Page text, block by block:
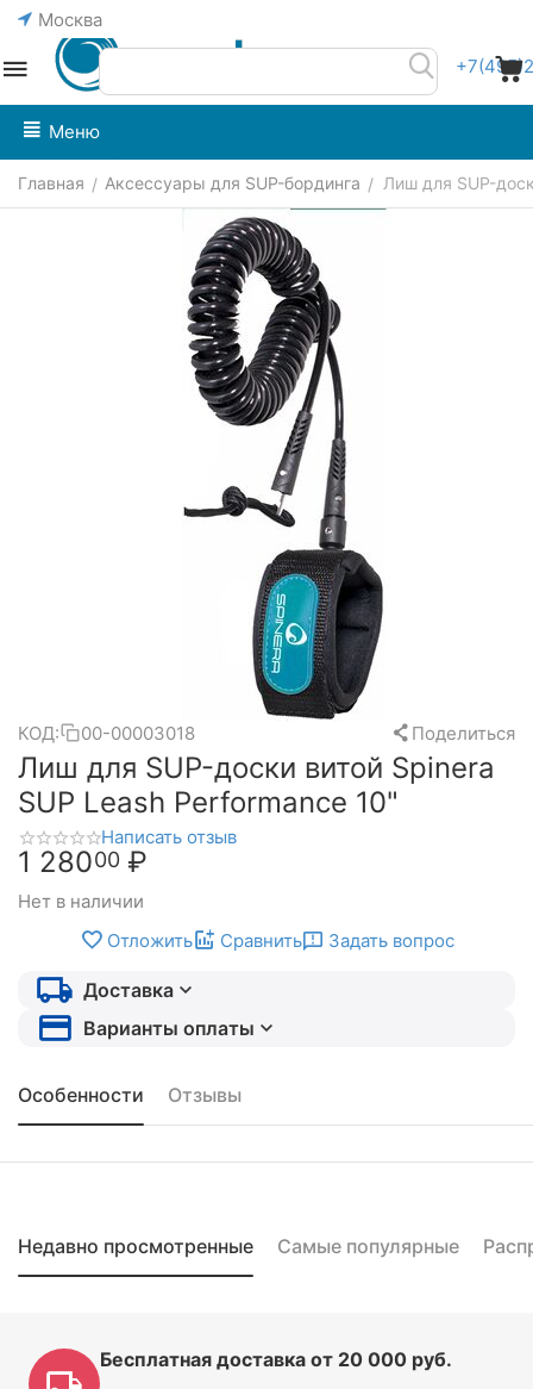
Москва
Меню
Главная / Аксессуары для SUP-бординга / Лиш для SUP-
КОД: 00-00003018 Поделиться
Лиш для SUP-доски витой Spinera
SUP Leash Performance 10"
Написать отзыв
1 28000 ₽
Нет в наличии
Отложить
Сравнить Задать вопрос
Доставка
Варианты оплаты
Особенности Отзывы
Недавно просмотренные Самые популярные
Бесплатная доставка от 20 000 руб.